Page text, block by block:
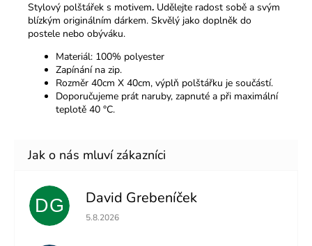
Stylový polštářek s motivem. Udělejte radost sobě a svým
blízkým originálním dárkem. Skvělý jako doplněk do
postele nebo obýváku.
Materiál: 100% polyester
Zapínání na zip.
Rozměr 40cm X 40cm, výplň polštářku je součástí.
Doporučujeme prát naruby, zapnuté a při maximální
teplotě 40 °C.
DG David Grebeníček
Hodnocení obchodu je 5 z 5 hvězdiček.
5.8.2026